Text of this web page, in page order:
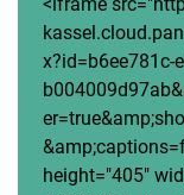
x?id=b6ee781c-
height="405"